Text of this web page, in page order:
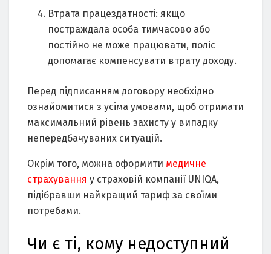
Втрата працездатності: якщо
постраждала особа тимчасово або
постійно не може працювати, поліс
допомагає компенсувати втрату доходу.
Перед підписанням договору необхідно
ознайомитися з усіма умовами, щоб отримати
максимальний рівень захисту у випадку
непередбачуваних ситуацій.
Окрім того, можна оформити медичне
страхування у страховій компанії UNIQA,
підібравши найкращий тариф за своїми
потребами.
Чи є ті, кому недоступний